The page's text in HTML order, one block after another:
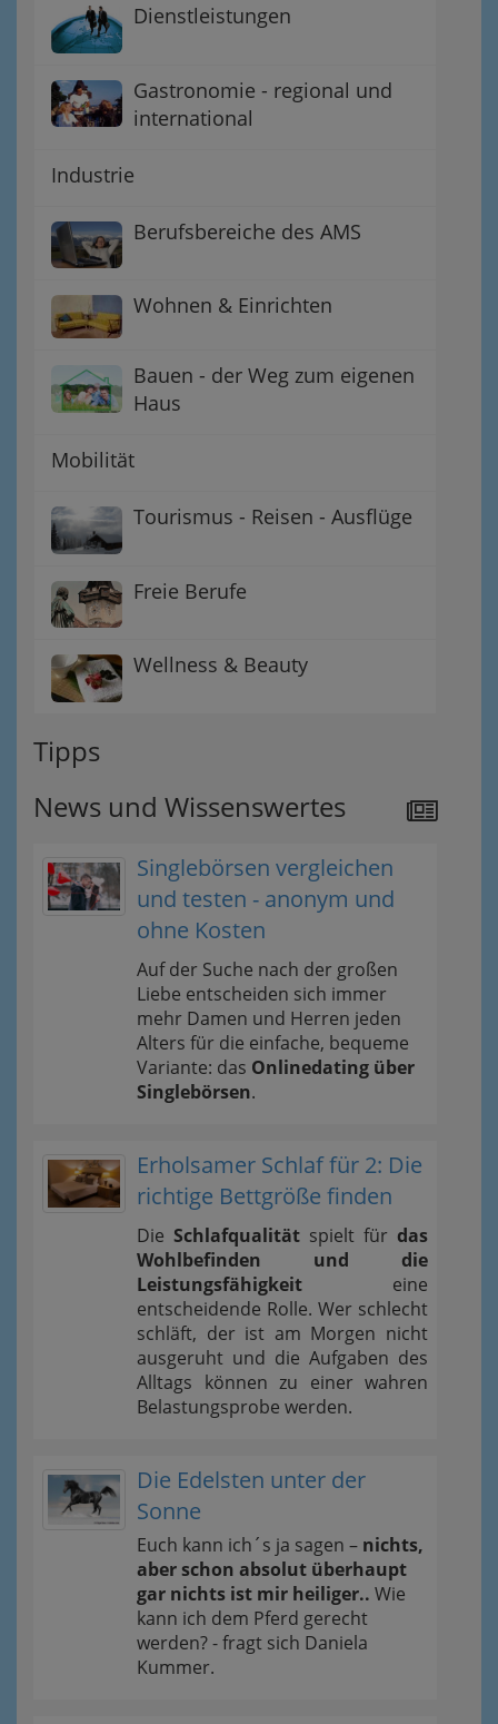
Dienstleistungen
Gastronomie - regional und
international
Industrie
Berufsbereiche des AMS
Wohnen & Einrichten
Bauen - der Weg zum eigenen
Haus
Mobilität
Tourismus - Reisen - Ausflüge
Freie Berufe
Wellness & Beauty
Tipps
News und Wissenswertes
Singlebörsen vergleichen
und testen - anonym und
ohne Kosten
Auf der Suche nach der großen
Liebe entscheiden sich immer
mehr Damen und Herren jeden
Alters für die einfache, bequeme
Variante: das Onlinedating über
Singlebörsen.
Erholsamer Schlaf für 2: Die
richtige Bettgröße finden
Die Schlafqualität spielt für das
Wohlbefinden und die
Leistungsfähigkeit eine
entscheidende Rolle. Wer schlecht
schläft, der ist am Morgen nicht
ausgeruht und die Aufgaben des
Alltags können zu einer wahren
Belastungsprobe werden.
Die Edelsten unter der
Sonne
Euch kann ich´s ja sagen – nichts,
aber schon absolut überhaupt
gar nichts ist mir heiliger.. Wie
kann ich dem Pferd gerecht
werden? - fragt sich Daniela
Kummer.